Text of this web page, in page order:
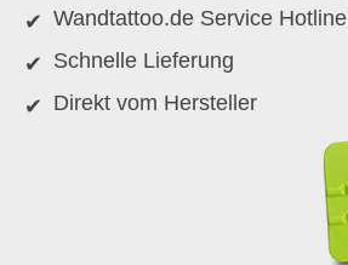
Wandtattoo.de Service Hotline
Schnelle Lieferung
Direkt vom Hersteller